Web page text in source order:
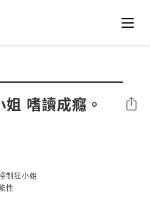
嗜讀成癮。 分享
制狂小姐
性